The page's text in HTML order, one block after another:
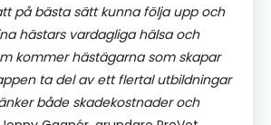
på bästa sätt kunna följa upp och
hästars vardagliga hälsa och
kommer hästägarna som skapar
ta del av ett flertal utbildningar
både skadekostnader och